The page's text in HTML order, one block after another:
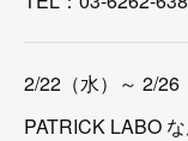
2/22（水）～ 2/26
PATRICK LABO